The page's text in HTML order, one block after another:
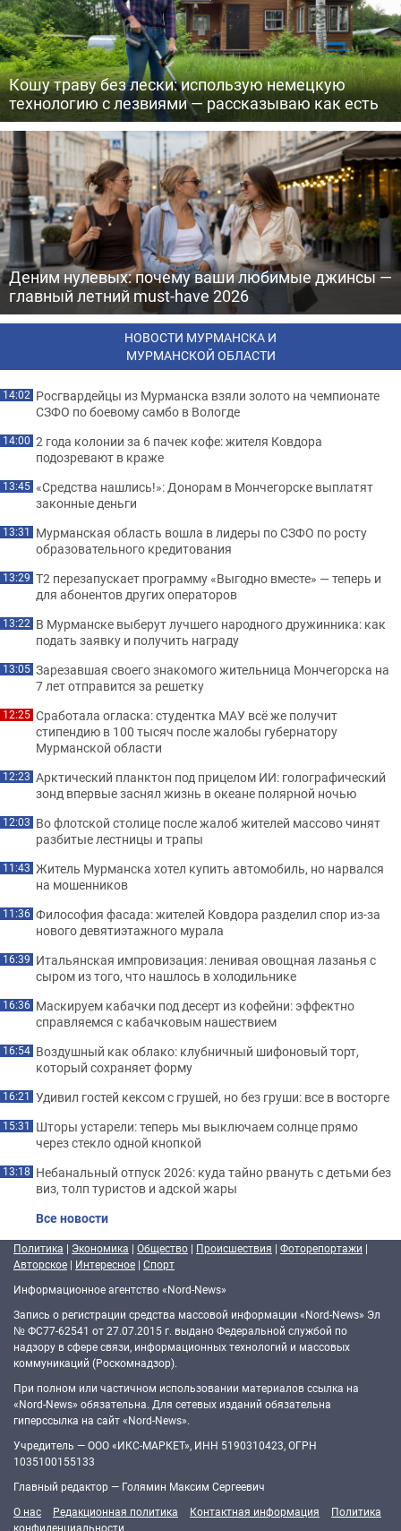
Кошу траву без лески: использую немецкую
технологию с лезвиями — рассказываю как есть
Деним нулевых: почему ваши любимые джинсы —
главный летний must-have 2026
НОВОСТИ МУРМАНСКА И
МУРМАНСКОЙ ОБЛАСТИ
14:02 Росгвардейцы из Мурманска взяли золото на чемпионате
СЗФО по боевому самбо в Вологде
14:00 2 года колонии за 6 пачек кофе: жителя Ковдора
подозревают в краже
13:45 «Средства нашлись!»: Донорам в Мончегорске выплатят
законные деньги
13:31 Мурманская область вошла в лидеры по СЗФО по росту
образовательного кредитования
13:29 Т2 перезапускает программу «Выгодно вместе» — теперь и
для абонентов других операторов
13:22 В Мурманске выберут лучшего народного дружинника: как
подать заявку и получить награду
13:05 Зарезавшая своего знакомого жительница Мончегорска на
7 лет отправится за решетку
12:25 Сработала огласка: студентка МАУ всё же получит
стипендию в 100 тысяч после жалобы губернатору
Мурманской области
12:23 Арктический планктон под прицелом ИИ: голографический
зонд впервые заснял жизнь в океане полярной ночью
12:03 Во флотской столице после жалоб жителей массово чинят
разбитые лестницы и трапы
11:43 Житель Мурманска хотел купить автомобиль, но нарвался
на мошенников
11:36 Философия фасада: жителей Ковдора разделил спор из-за
нового девятиэтажного мурала
16:39 Итальянская импровизация: ленивая овощная лазанья с
сыром из того, что нашлось в холодильнике
16:36 Маскируем кабачки под десерт из кофейни: эффектно
справляемся с кабачковым нашествием
16:54 Воздушный как облако: клубничный шифоновый торт,
который сохраняет форму
16:21 Удивил гостей кексом с грушей, но без груши: все в восторге
15:31 Шторы устарели: теперь мы выключаем солнце прямо
через стекло одной кнопкой
13:18 Небанальный отпуск 2026: куда тайно рвануть с детьми без
виз, толп туристов и адской жары
Все новости
Политика | Экономика | Общество | Происшествия | Фоторепортажи |
Авторское | Интересное | Спорт
Информационное агентство «Nord-News»
Запись о регистрации средства массовой информации «Nord-News» Эл
№ ФС77-62541 от 27.07.2015 г. выдано Федеральной службой по
надзору в сфере связи, информационных технологий и массовых
коммуникаций (Роскомнадзор).
При полном или частичном использовании материалов ссылка на
«Nord-News» обязательна. Для сетевых изданий обязательна
гиперссылка на сайт «Nord-News».
Учредитель — ООО «ИКС-МАРКЕТ», ИНН 5190310423, ОГРН
1035100155133
Главный редактор — Голямин Максим Сергеевич
О нас
Редакционная политика Контактная информация
Политика
конфиденциальности